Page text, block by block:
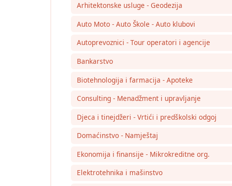
Arhitektonske usluge - Geodezija
Auto Moto - Auto Škole - Auto klubovi
Autoprevoznici - Tour operatori i agencije
Bankarstvo
Biotehnologija i farmacija - Apoteke
Consulting - Menadžment i upravljanje
Djeca i tinejdžeri - Vrtići i predškolski odgoj
Domaćinstvo - Namještaj
Ekonomija i finansije - Mikrokreditne org.
Elektrotehnika i mašinstvo